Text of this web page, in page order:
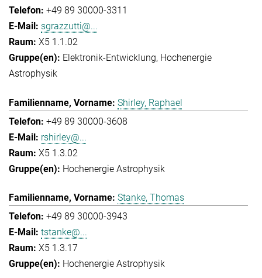
+49 89 30000-3311
sgrazzutti@...
X5 1.1.02
Elektronik-Entwicklung Hochenergie
Astrophysik
Shirley, Raphael
+49 89 30000-3608
rshirley@...
X5 1.3.02
Hochenergie Astrophysik
Stanke, Thomas
+49 89 30000-3943
tstanke@...
X5 1.3.17
Hochenergie Astrophysik